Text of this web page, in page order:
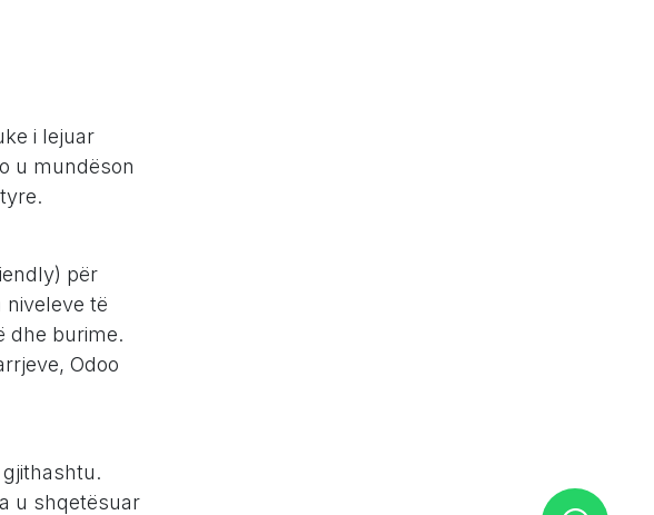
i lejuar
u mundëson
për
niveleve të
dhe burime.
Odoo
u shqetësuar